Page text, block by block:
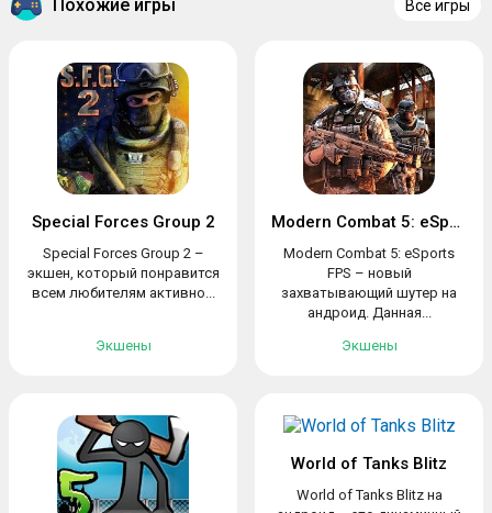
Похожие игры Все игры
Special Forces Group 2
Special Forces Group 2 –
экшен, который понравится
всем любителям активно...
Экшены
Modern Combat 5: eSports FPS
Modern Combat 5: eSports
FPS – новый
захватывающий шутер на
андроид. Данная...
Экшены
World of Tanks Blitz
World of Tanks Blitz на